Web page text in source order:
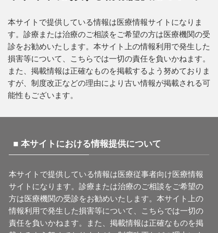
本サイトで提供している情報は医療情報サイトになりま
す。診療または治療のご相談をご希望の方は医療機関の受
診をお勧めいたします。本サイト上の情報利用で発生した
損害等について、こちらでは一切の責任を負いかねます。
また、掲載情報は正確なものを掲載するよう努めておりま
すが、制度改正などの理由により古い情報が掲載される可
能性もございます。
■ 本サイトにおける情報提供について
本サイトで提供している情報は医療従事者向け医療情報
サイトになります。診療または治療のご相談をご希望の
方は医療機関の受診をお勧めいたします。本サイト上の
情報利用で発生した損害等について、こちらでは一切の
責任を負いかねます。また、掲載情報は正確なものを掲